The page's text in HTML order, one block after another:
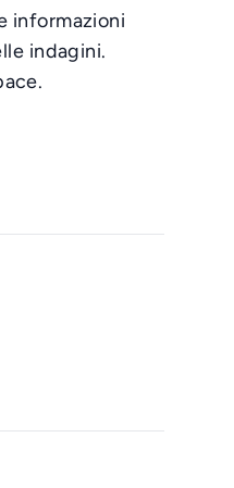
informazioni
indagini.